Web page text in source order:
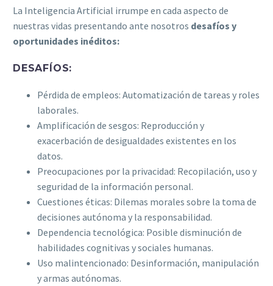
La Inteligencia Artificial irrumpe en cada aspecto de
nuestras vidas presentando ante nosotros desafíos y
oportunidades inéditos:
DESAFÍOS:
Pérdida de empleos: Automatización de tareas y roles
laborales.
Amplificación de sesgos: Reproducción y
exacerbación de desigualdades existentes en los
datos.
Preocupaciones por la privacidad: Recopilación, uso y
seguridad de la información personal.
Cuestiones éticas: Dilemas morales sobre la toma de
decisiones autónoma y la responsabilidad.
Dependencia tecnológica: Posible disminución de
habilidades cognitivas y sociales humanas.
Uso malintencionado: Desinformación, manipulación
y armas autónomas.